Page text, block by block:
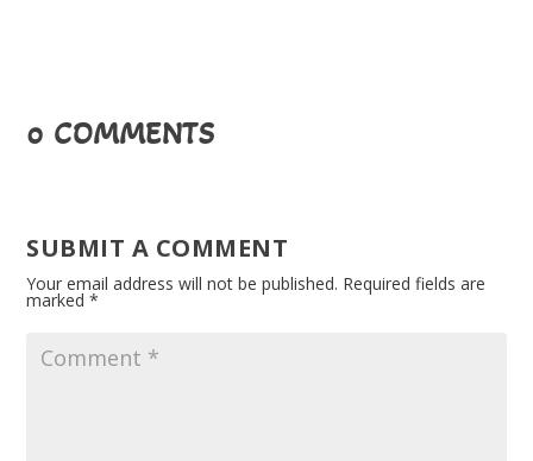
0 COMMENTS
SUBMIT A COMMENT
Your email address will not be published. Required fields are
marked*